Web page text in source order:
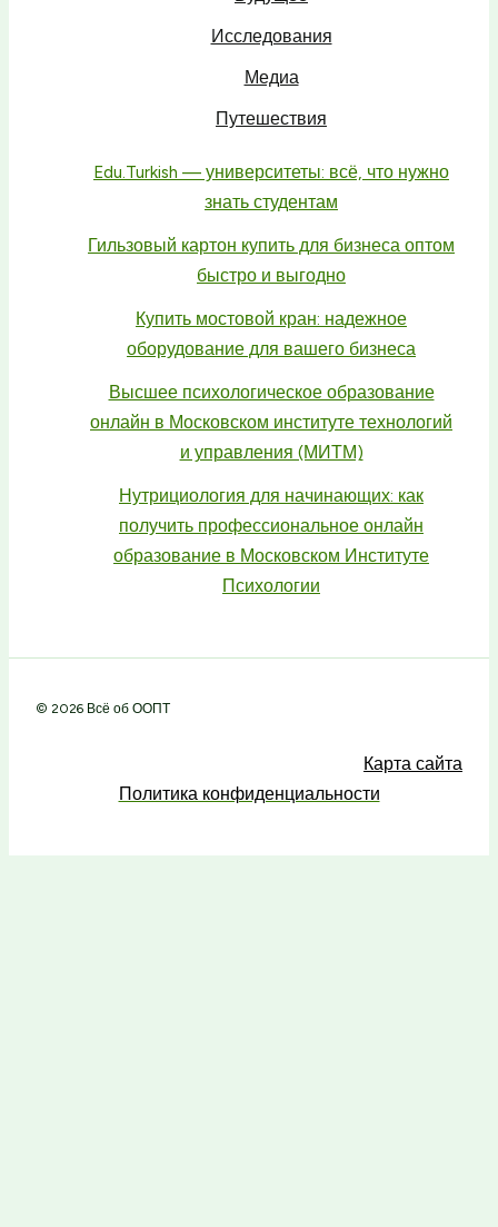
Исследования
Медиа
Путешествия
Edu.Turkish — университеты: всё, что нужно
знать студентам
Гильзовый картон купить для бизнеса оптом
быстро и выгодно
Купить мостовой кран: надежное
оборудование для вашего бизнеса
Высшее психологическое образование
онлайн в Московском институте технологий
и управления (МИТМ)
Нутрициология для начинающих: как
получить профессиональное онлайн
образование в Московском Институте
Психологии
© 2026 Всё об ООПТ
Карта сайта
Политика конфиденциальности